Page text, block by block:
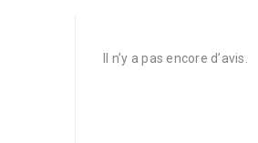
Il n’y a pas encore d’avis.